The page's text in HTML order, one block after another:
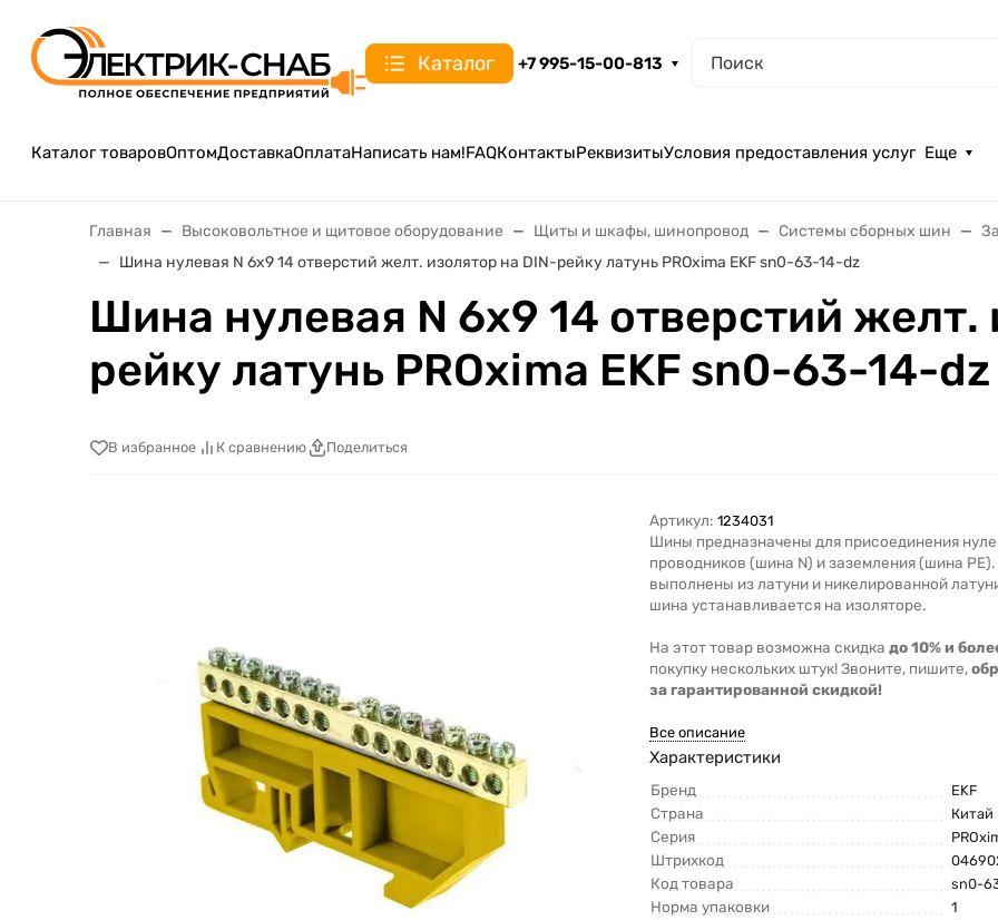
Каталог +7 995-15-00-813
Каталог товаровОптомДоставкаОплатаНаписать нам!FAQКонтактыРеквизитыУсловия предоставления услуг Еще
Главная Высоковольтное и щитовое оборудование Щиты и шкафы, шинопровод Системы сборных шин
Шина нулевая N 6х9 14 отверстий желт. изолятор на DIN-рейку латунь PROxima EKF sn0-63-14-dz
Шина нулевая N 6х9 14 отверстий желт.
рейку латунь PROxima EKF sn0-63-14-dz
В избранное К сравнению Поделиться
Артикул: 1234031
Шины предназначены для присоединения
проводников (шина N) и заземления (шина
выполнены из латуни и никелированной
шина устанавливается на изоляторе.
На этот товар возможна скидкадо 10% и
покупку нескольких штук! Звоните, пишите,
за гарантированной скидкой!
Все описание
Характеристики
Бренд EKF
Страна Китай
Серия
Штрихкод
Код товара sn0-
Норма упаковки 1